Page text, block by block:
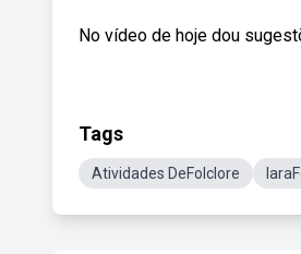
No vídeo de hoje dou
Tags
Atividades DeFolclore